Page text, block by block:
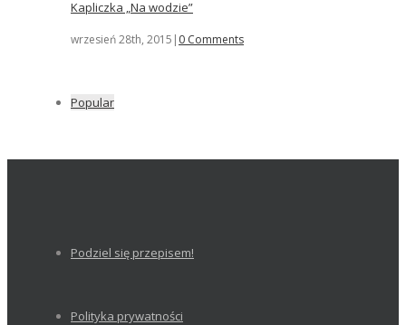
Kapliczka „Na wodzie”
wrzesień 28th, 2015 | 0 Comments
Popular
Podziel się przepisem!
Polityka prywatności